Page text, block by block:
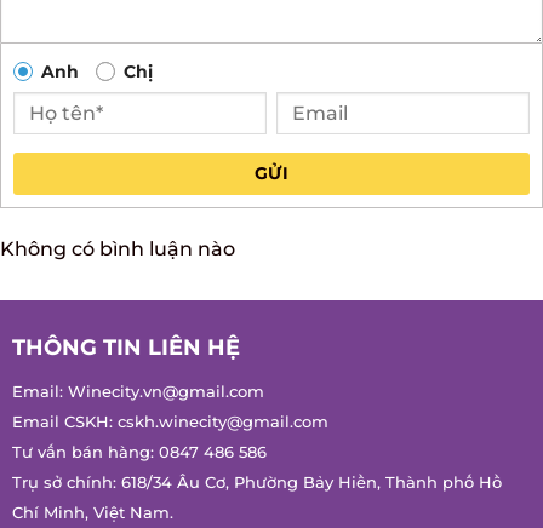
Anh Chị
Không có bình luận nào
THÔNG TIN LIÊN HỆ
Email: Winecity.vn@gmail.com
Email CSKH: cskh.winecity@gmail.com
Tư vấn bán hàng:0847 486 586